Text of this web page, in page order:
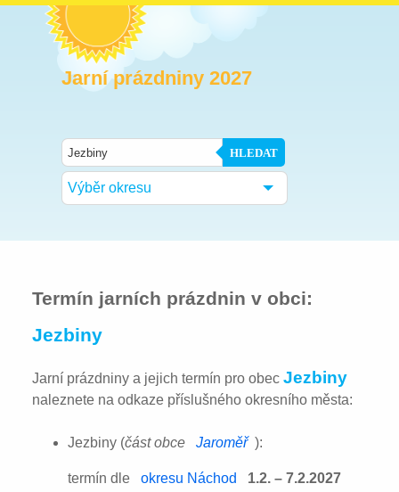
Jarní prázdniny 2027
HLEDAT
Výběr okresu
Termín jarních prázdnin v obci:
Jezbiny
Jarní prázdniny a jejich termín pro obecJezbiny
naleznete na odkaze příslušného okresního města:
Jezbiny (část obce Jaroměř ):
termín dle okresu Náchod 1.2. – 7.2.2027